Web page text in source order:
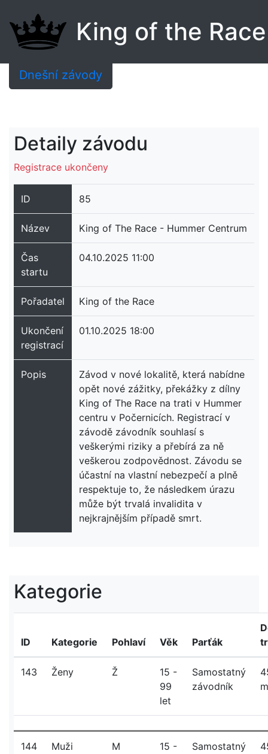
King of the Race
Dnešní závody
Detaily závodu
Registrace ukončeny
ID 85
Název King of The Race - Hummer Centrum
Čas
startu
04.10.2025 11:00
Pořadatel King of the Race
Ukončení
registrací
01.10.2025 18:00
Popis
Závod v nové lokalitě, která nabídne
opět nové zážitky, překážky z dílny
King of The Race na trati v Hummer
centru v Počernicích. Registrací v
závodě závodník souhlasí s
veškerými riziky a přebírá za ně
veškerou zodpovědnost. Závodu se
účastní na vlastní nebezpečí a plně
respektuje to, že následkem úrazu
může být trvalá invalidita v
nejkrajnějším případě smrt.
Kategorie
ID Kategorie Pohlaví Věk Parťák
143 Ženy Ž
15 -
99
let
Samostatný
závodník
m
144 Muži M
15 -
Samostatný